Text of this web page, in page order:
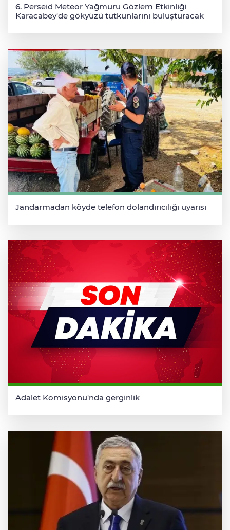
6. Perseid Meteor Yağmuru Gözlem Etkinliği
Karacabey'de gökyüzü tutkunlarını buluşturacak
Jandarmadan köyde telefon dolandırıcılığı uyarısı
Adalet Komisyonu'nda gerginlik